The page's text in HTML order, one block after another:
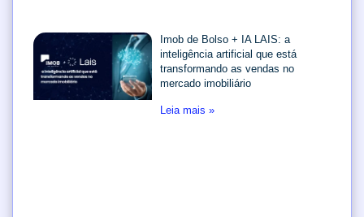
Imob de Bolso + IA LAIS: a
inteligência artificial que está
transformando as vendas no
mercado imobiliário
Leia mais »